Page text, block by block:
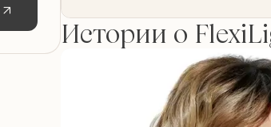
Истории о